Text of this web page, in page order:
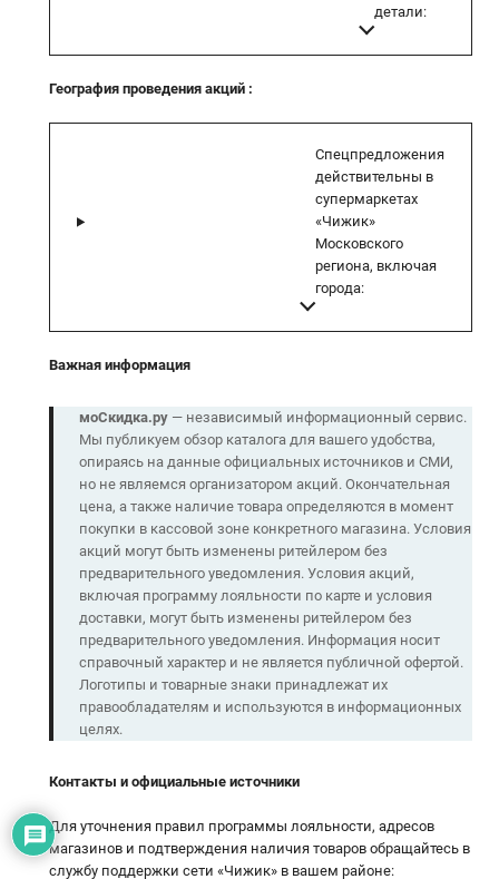
детали:
География проведения акций :
Спецпредложения
действительны в
супермаркетах
«Чижик»
Московского
региона, включая
города:
Важная информация
моСкидка.ру— независимый информационный сервис.
Мы публикуем обзор каталога для вашего удобства,
опираясь на данные официальных источников и СМИ,
но не являемся организатором акций. Окончательная
цена, а также наличие товара определяются в момент
покупки в кассовой зоне конкретного магазина. Условия
акций могут быть изменены ритейлером без
предварительного уведомления. Условия акций,
включая программу лояльности по карте и условия
доставки, могут быть изменены ритейлером без
предварительного уведомления. Информация носит
справочный характер и не является публичной офертой.
Логотипы и товарные знаки принадлежат их
правообладателям и используются в информационных
целях.
Контакты и официальные источники
Для уточнения правил программы лояльности, адресов
магазинов и подтверждения наличия товаров обращайтесь в
службу поддержки сети «Чижик» в вашем районе: